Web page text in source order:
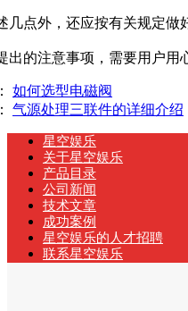
点外，还应按有关规定做
的注意事项，需要用户用
如何选型电磁阀
气源处理三联件的详细介绍
星空娱乐
关于星空娱乐
产品目录
公司新闻
技术文章
成功案例
星空娱乐的人才招聘
联系星空娱乐